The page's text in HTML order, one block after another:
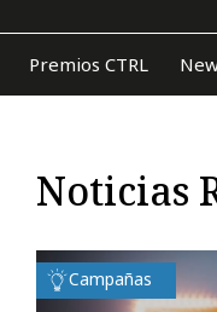
Premios CTRL
Noticias
Campañas